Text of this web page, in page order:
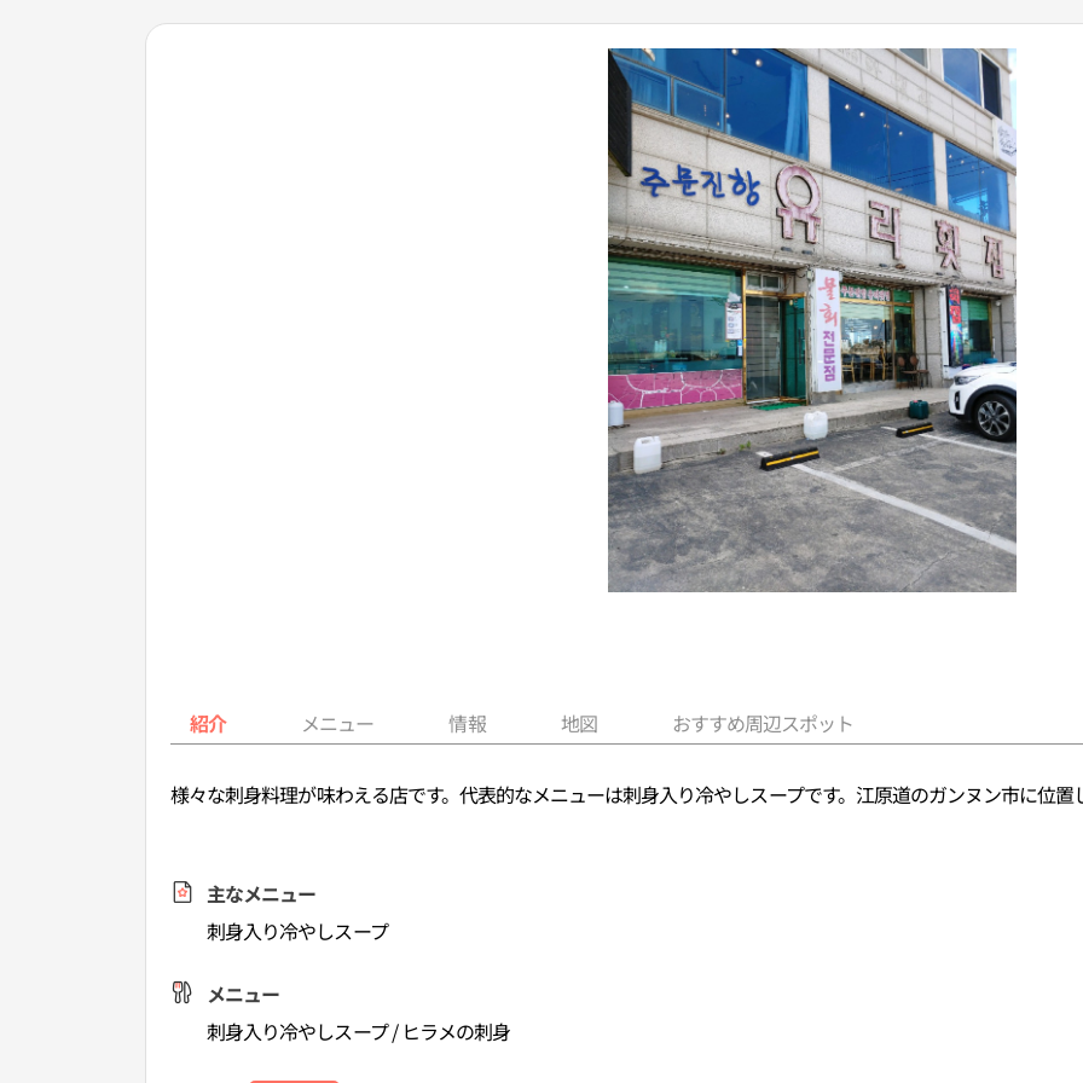
紹介 メニュー 情報 地図 おすすめ周辺スポット
様々な刺身料理が味わえる店です。代表的なメニューは刺身入り冷やしスープです。江原道のガンヌン市に位置
主なメニュー
刺身入り冷やしスープ
メニュー
刺身入り冷やしスープ / ヒラメの刺身